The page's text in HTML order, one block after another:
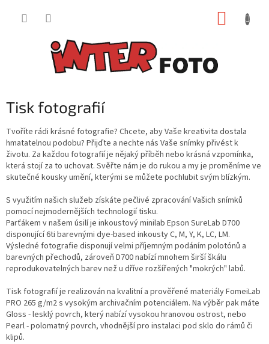
Tisk fotografií
Tvoříte rádi krásné fotografie? Chcete, aby Vaše kreativita dostala
hmatatelnou podobu? Přijďte a nechte nás Vaše snímky přivést k
životu. Za každou fotografií je nějaký příběh nebo krásná vzpomínka,
která stojí za to uchovat. Svěřte nám je do rukou a my je proměníme ve
skutečné kousky umění, kterými se můžete pochlubit svým blízkým.
S využitím našich služeb získáte pečlivé zpracování Vašich snímků
pomocí nejmodernějších technologií tisku.
Parťákem v našem úsilí je inkoustový minilab Epson SureLab D700
disponující 6ti barevnými dye-based inkousty C, M, Y, K, LC, LM.
Výsledné fotografie disponují velmi příjemným podáním polotónů a
barevných přechodů, zároveň D700 nabízí mnohem širší škálu
reprodukovatelných barev než u dříve rozšířených "mokrých" labů.
Tisk fotografií je realizován na kvalitní a prověřené materiály FomeiLab
PRO 265 g/m2 s vysokým archivačním potenciálem. Na výběr pak máte
Gloss - lesklý povrch, který nabízí vysokou hranovou ostrost, nebo
Pearl - polomatný povrch, vhodnější pro instalaci pod sklo do rámů či
klipů.